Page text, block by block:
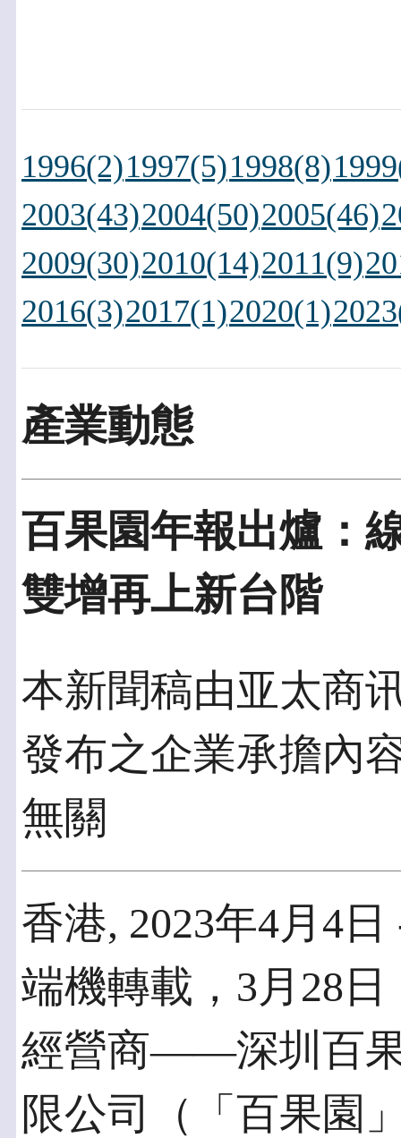
1996(2)1997(5)1998(8)
2003(43)2004(50)2005(46)
2009(30)2010(14)2011(9)
2016(3)2017(1)2020(1)
產業動態
百果園年報出爐：
雙增再上新台階
本新聞稿由亚太商
發布之企業承擔內
無關
香港, 2023年4月4
端機轉載，3月28
經營商——深圳百
限公司（「百果園